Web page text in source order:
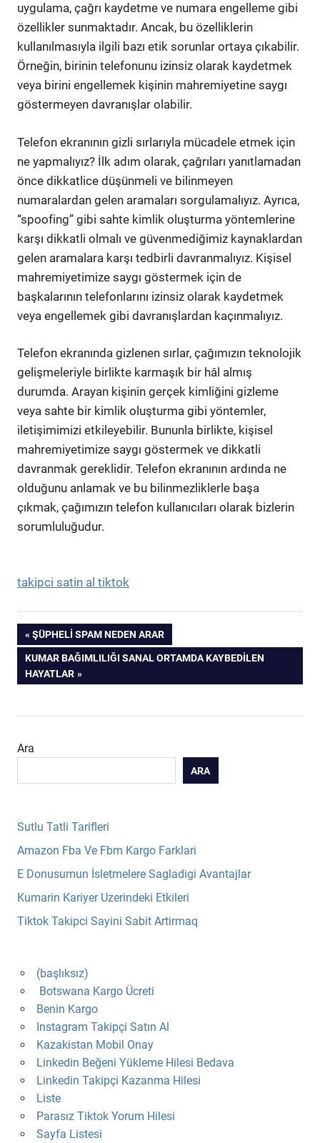
uygulama, çağrı kaydetme ve numara engelleme gibi
özellikler sunmaktadır. Ancak, bu özelliklerin
kullanılmasıyla ilgili bazı etik sorunlar ortaya çıkabilir.
Örneğin, birinin telefonunu izinsiz olarak kaydetmek
veya birini engellemek kişinin mahremiyetine saygı
göstermeyen davranışlar olabilir.
Telefon ekranının gizli sırlarıyla mücadele etmek için
ne yapmalıyız? İlk adım olarak, çağrıları yanıtlamadan
önce dikkatlice düşünmeli ve bilinmeyen
numaralardan gelen aramaları sorgulamalıyız. Ayrıca,
“spoofing” gibi sahte kimlik oluşturma yöntemlerine
karşı dikkatli olmalı ve güvenmediğimiz kaynaklardan
gelen aramalara karşı tedbirli davranmalıyız. Kişisel
mahremiyetimize saygı göstermek için de
başkalarının telefonlarını izinsiz olarak kaydetmek
veya engellemek gibi davranışlardan kaçınmalıyız.
Telefon ekranında gizlenen sırlar, çağımızın teknolojik
gelişmeleriyle birlikte karmaşık bir hâl almış
durumda. Arayan kişinin gerçek kimliğini gizleme
veya sahte bir kimlik oluşturma gibi yöntemler,
iletişimimizi etkileyebilir. Bununla birlikte, kişisel
mahremiyetimize saygı göstermek ve dikkatli
davranmak gereklidir. Telefon ekranının ardında ne
olduğunu anlamak ve bu bilinmezliklerle başa
çıkmak, çağımızın telefon kullanıcıları olarak bizlerin
sorumluluğudur.
takipci satin al tiktok
Yazı
gezinmesi
PREVIOUS
POST:
ŞÜPHELI SPAM NEDEN ARAR
NEXT
POST:
KUMAR BAĞIMLILIĞI SANAL ORTAMDA KAYBEDILEN
HAYATLAR
Ara
ARA
Sutlu Tatli Tarifleri
Amazon Fba Ve Fbm Kargo Farklari
E Donusumun İsletmelere Sagladigi Avantajlar
Kumarin Kariyer Uzerindeki Etkileri
Tiktok Takipci Sayini Sabit Artirmaq
(başlıksız)
Botswana Kargo Ücreti
Benin Kargo
Instagram Takipçi Satın Al
Kazakistan Mobil Onay
Linkedin Beğeni Yükleme Hilesi Bedava
Linkedin Takipçi Kazanma Hilesi
Liste
Parasız Tiktok Yorum Hilesi
Sayfa Listesi